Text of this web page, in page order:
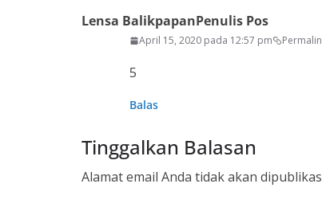
Lensa BalikpapanPenulis Pos
April 15, 2020 pada 12:57 pm
5
Balas
Tinggalkan Balasan
Alamat email Anda tidak akan